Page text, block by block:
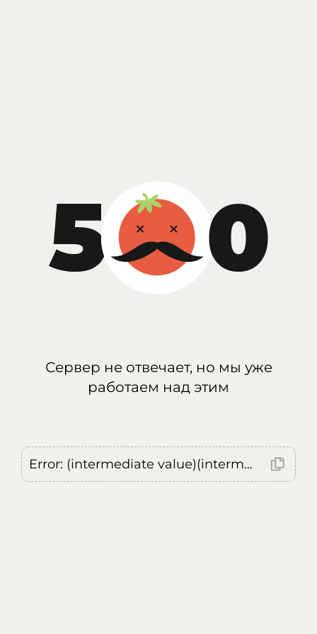
Сервер не отвечает, но мы уже
работаем над этим
Error: (intermediate value)(intermediate value)(intermediate value).replaceAll is not a function